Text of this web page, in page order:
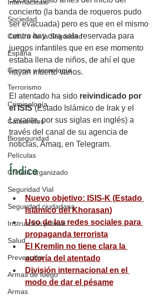
Internacional
Sociedad
Cultura de la Seguridad
España
Ciencia y tecnología
Terrorismo
Criminología
Catástrofes
Bioseguridad
Películas
Crimen organizado
Seguridad Vial
Seguridad ciudadana
Instrucción policial
Salud
Prevención
Armas de fuego
Armas
concierto (la banda de roqueros pudo
ser evacuada) pero es que en el mismo
centro hay otra sala reservada para
juegos infantiles que en ese momento
estaba llena de niños, de ahí el que
hayan muerto varios.
El atentado ha sido reivindicado por
el ISIS (Estado Islámico de Irak y el
Levante, por sus siglas en inglés) a
través del canal de su agencia de
noticias, Amaq, en Telegram.
Índice
Nuevo objetivo: ISIS-K (Estado
Islámico del Khorasan)
Uso de las redes sociales para
propaganda terrorista
El Kremlin no tiene clara la
autoría del atentado
División internacional en el
modo de dar el pésame